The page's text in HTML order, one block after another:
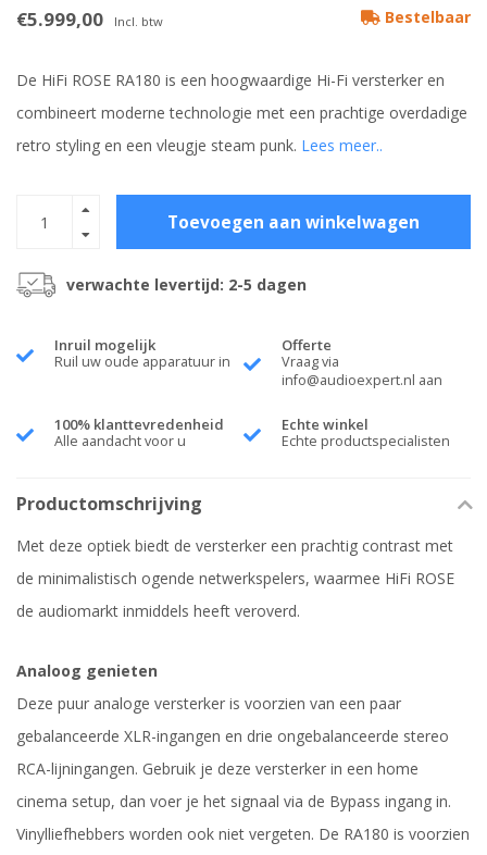
€5.999,00 Incl. btw Bestelbaar
De HiFi ROSE RA180 is een hoogwaardige Hi-Fi versterker en
combineert moderne technologie met een prachtige overdadige
retro styling en een vleugje steam punk. Lees meer..
Toevoegen aan winkelwagen
verwachte levertijd: 2-5 dagen
Inruil mogelijk
Ruil uw oude apparatuur in
Offerte
Vraag via
info@audioexpert.nl aan
100% klanttevredenheid
Alle aandacht voor u
Echte winkel
Echte productspecialisten
Productomschrijving
Met deze optiek biedt de versterker een prachtig contrast met
de minimalistisch ogende netwerkspelers, waarmee HiFi ROSE
de audiomarkt inmiddels heeft veroverd.
Analoog genieten
Deze puur analoge versterker is voorzien van een paar
gebalanceerde XLR-ingangen en drie ongebalanceerde stereo
RCA-lijningangen. Gebruik je deze versterker in een home
cinema setup, dan voer je het signaal via de Bypass ingang in.
Vinylliefhebbers worden ook niet vergeten. De RA180 is voorzien